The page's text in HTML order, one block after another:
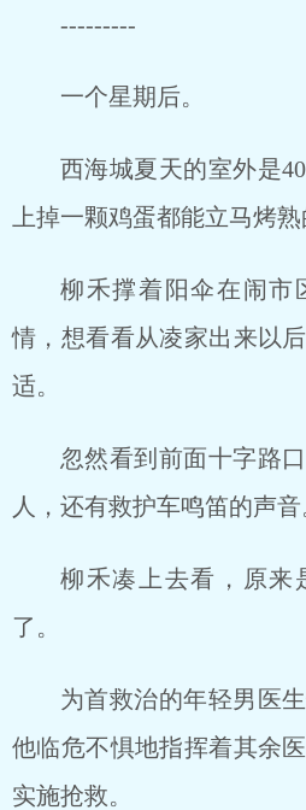
---------
一个星期后。
西海城夏天的室外是
上掉一颗鸡蛋都能立马烤熟
柳禾撑着阳伞在闹市
情，想看看从凌家出来以
适。
忽然看到前面十字路
人，还有救护车鸣笛的声音
柳禾凑上去看，原来
了。
为首救治的年轻男医
他临危不惧地指挥着其余
实施抢救。